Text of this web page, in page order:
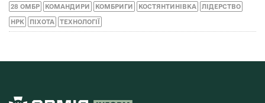
28 ОМБР КОМАНДИРИ КОМБРИГИ КОСТЯНТИНІВКА ЛІДЕРСТВО
НРК ПІХОТА ТЕХНОЛОГІЇ